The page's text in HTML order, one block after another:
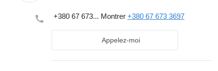
+380 67 673... Montrer +380 67 673 3697
Appelez-moi